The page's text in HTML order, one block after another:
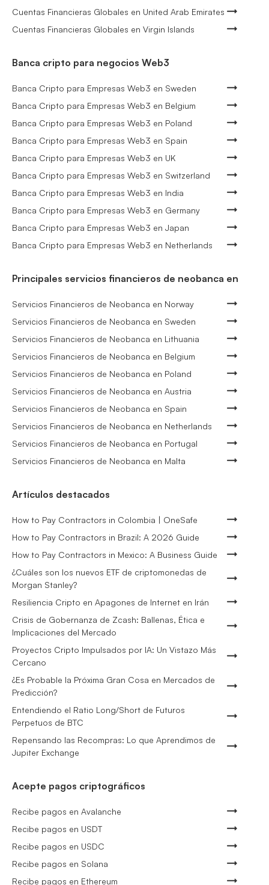
Cuentas Financieras Globales en United Arab Emirates
Cuentas Financieras Globales en Virgin Islands
Banca cripto para negocios Web3
Banca Cripto para Empresas Web3 en Sweden
Banca Cripto para Empresas Web3 en Belgium
Banca Cripto para Empresas Web3 en Poland
Banca Cripto para Empresas Web3 en Spain
Banca Cripto para Empresas Web3 en UK
Banca Cripto para Empresas Web3 en Switzerland
Banca Cripto para Empresas Web3 en India
Banca Cripto para Empresas Web3 en Germany
Banca Cripto para Empresas Web3 en Japan
Banca Cripto para Empresas Web3 en Netherlands
Principales servicios financieros de neobanca en
Servicios Financieros de Neobanca en Norway
Servicios Financieros de Neobanca en Sweden
Servicios Financieros de Neobanca en Lithuania
Servicios Financieros de Neobanca en Belgium
Servicios Financieros de Neobanca en Poland
Servicios Financieros de Neobanca en Austria
Servicios Financieros de Neobanca en Spain
Servicios Financieros de Neobanca en Netherlands
Servicios Financieros de Neobanca en Portugal
Servicios Financieros de Neobanca en Malta
Artículos destacados
How to Pay Contractors in Colombia | OneSafe
How to Pay Contractors in Brazil: A 2026 Guide
How to Pay Contractors in Mexico: A Business Guide
¿Cuáles son los nuevos ETF de criptomonedas de
Morgan Stanley?
Resiliencia Cripto en Apagones de Internet en Irán
Crisis de Gobernanza de Zcash: Ballenas, Ética e
Implicaciones del Mercado
Proyectos Cripto Impulsados por IA: Un Vistazo Más
Cercano
¿Es Probable la Próxima Gran Cosa en Mercados de
Predicción?
Entendiendo el Ratio Long/Short de Futuros
Perpetuos de BTC
Repensando las Recompras: Lo que Aprendimos de
Jupiter Exchange
Acepte pagos criptográficos
Recibe pagos en Avalanche
Recibe pagos en USDT
Recibe pagos en USDC
Recibe pagos en Solana
Recibe pagos en Ethereum